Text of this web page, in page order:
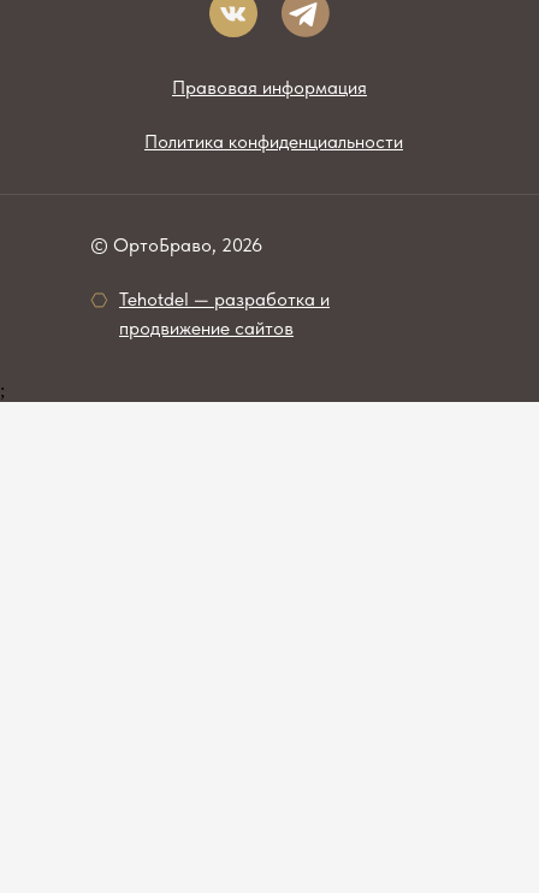
© ОртоБраво, 2026
Tehotdel — разработкa и
продвижение сайтов
Правовая информация
Политика конфиденциальности
;